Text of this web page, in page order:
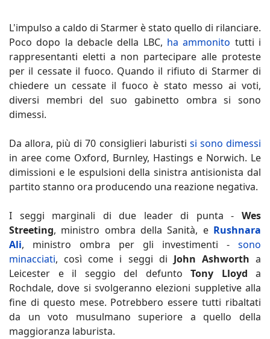
L'impulso a caldo di Starmer è stato quello di rilanciare.
Poco dopo la debacle della LBC, ha ammonito tutti i
rappresentanti eletti a non partecipare alle proteste
per il cessate il fuoco. Quando il rifiuto di Starmer di
chiedere un cessate il fuoco è stato messo ai voti,
diversi membri del suo gabinetto ombra si sono
dimessi.
Da allora, più di 70 consiglieri laburisti si sono dimessi
in aree come Oxford, Burnley, Hastings e Norwich. Le
dimissioni e le espulsioni della sinistra antisionista dal
partito stanno ora producendo una reazione negativa.
I seggi marginali di due leader di punta - Wes
Streeting, ministro ombra della Sanità, e Rushnara
Ali, ministro ombra per gli investimenti - sono
minacciati, così come i seggi di John Ashworth a
Leicester e il seggio del defunto Tony Lloyd a
Rochdale, dove si svolgeranno elezioni suppletive alla
fine di questo mese. Potrebbero essere tutti ribaltati
da un voto musulmano superiore a quello della
maggioranza laburista.